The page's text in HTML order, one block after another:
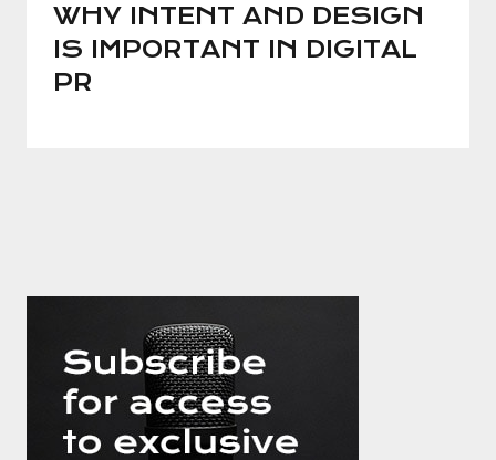
WHY INTENT AND DESIGN
IS IMPORTANT IN DIGITAL
PR